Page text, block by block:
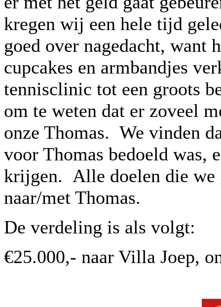
kregen wij een hele tijd
goed over nagedacht, want
cupcakes en armbandjes
tennisclinic tot een groots
om te weten dat er zoveel
onze Thomas. We vinden
voor Thomas bedoeld was,
krijgen. Alle doelen die we
naar/met Thomas.
De verdeling is als volgt:
€25.000,- naar Villa Joep,